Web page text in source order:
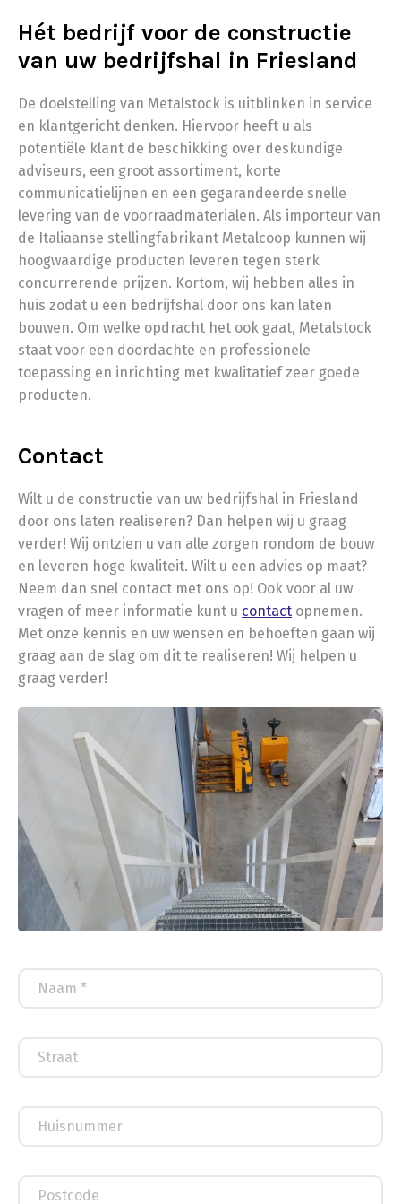
Hét bedrijf voor de constructie
van uw bedrijfshal in Friesland
De doelstelling van Metalstock is uitblinken in service
en klantgericht denken. Hiervoor heeft u als
potentiële klant de beschikking over deskundige
adviseurs, een groot assortiment, korte
communicatielijnen en een gegarandeerde snelle
levering van de voorraadmaterialen. Als importeur van
de Italiaanse stellingfabrikant Metalcoop kunnen wij
hoogwaardige producten leveren tegen sterk
concurrerende prijzen. Kortom, wij hebben alles in
huis zodat u een bedrijfshal door ons kan laten
bouwen. Om welke opdracht het ook gaat, Metalstock
staat voor een doordachte en professionele
toepassing en inrichting met kwalitatief zeer goede
producten.
Contact
Wilt u de constructie van uw bedrijfshal in Friesland
door ons laten realiseren? Dan helpen wij u graag
verder! Wij ontzien u van alle zorgen rondom de bouw
en leveren hoge kwaliteit. Wilt u een advies op maat?
Neem dan snel contact met ons op! Ook voor al uw
vragen of meer informatie kunt u contact opnemen.
Met onze kennis en uw wensen en behoeften gaan wij
graag aan de slag om dit te realiseren! Wij helpen u
graag verder!